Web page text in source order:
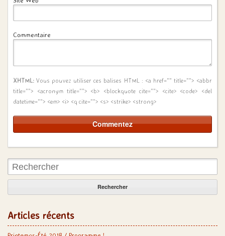
Commentaire
XHTML: Vous pouvez utiliser ces balises HTML : <a href="" title=""> <abbr
title=""> <acronym title=""> <b> <blockquote cite=""> <cite> <code> <del
datetime=""> <em> <i> <q cite=""> <s> <strike> <strong>
Rechercher:
Articles récents